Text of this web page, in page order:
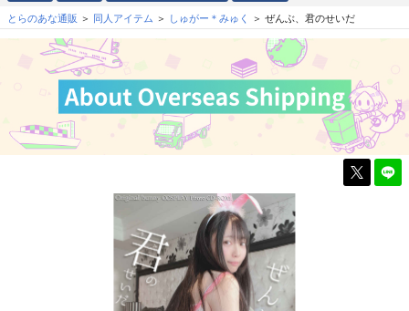
とらのあな通販 同人アイテム しゅがー＊みゅく ぜんぶ、君のせいだ